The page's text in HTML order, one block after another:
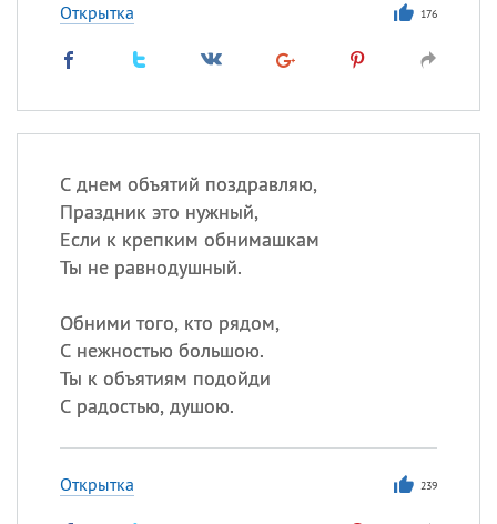
Открытка 176
С днем объятий поздравляю,
Праздник это нужный,
Если к крепким обнимашкам
Ты не равнодушный.
Обними того, кто рядом,
С нежностью большою.
Ты к объятиям подойди
С радостью, душою.
Открытка 239